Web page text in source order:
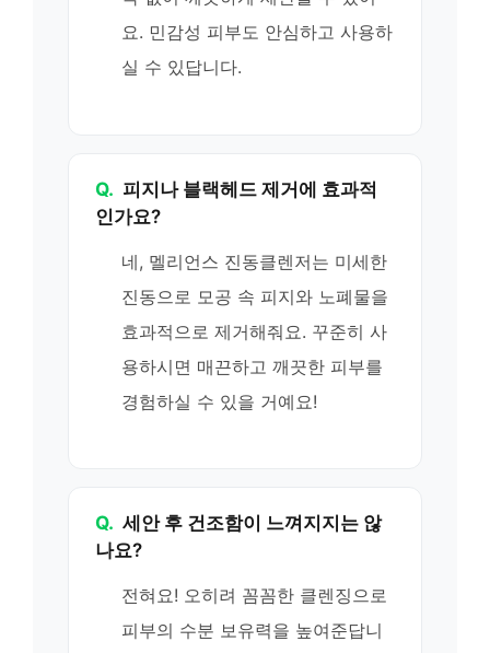
요. 민감성 피부도 안심하고 사용하
실 수 있답니다.
Q. 피지나 블랙헤드 제거에 효과적
인가요?
네, 멜리언스 진동클렌저는 미세한
진동으로 모공 속 피지와 노폐물을
효과적으로 제거해줘요. 꾸준히 사
용하시면 매끈하고 깨끗한 피부를
경험하실 수 있을 거예요!
Q. 세안 후 건조함이 느껴지지는 않
나요?
전혀요! 오히려 꼼꼼한 클렌징으로
피부의 수분 보유력을 높여준답니